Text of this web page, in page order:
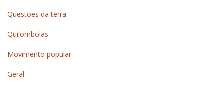
Questões da terra
Quilombolas
Movimento popular
Geral